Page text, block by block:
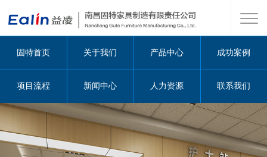
固特首页 关于我们 产品中心 成功案例
项目流程 新闻中心 人力资源 联系我们